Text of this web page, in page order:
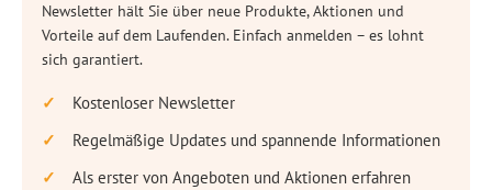
Newsletter hält Sie über neue Produkte, Aktionen und
Vorteile auf dem Laufenden. Einfach anmelden – es lohnt
sich garantiert.
Kostenloser Newsletter
Regelmäßige Updates und spannende Informationen
Als erster von Angeboten und Aktionen erfahren